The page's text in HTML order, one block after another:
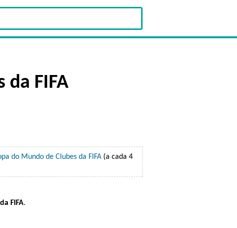
FIFA
do Mundo de Clubes da FIFA(a cada 4
FIFA.